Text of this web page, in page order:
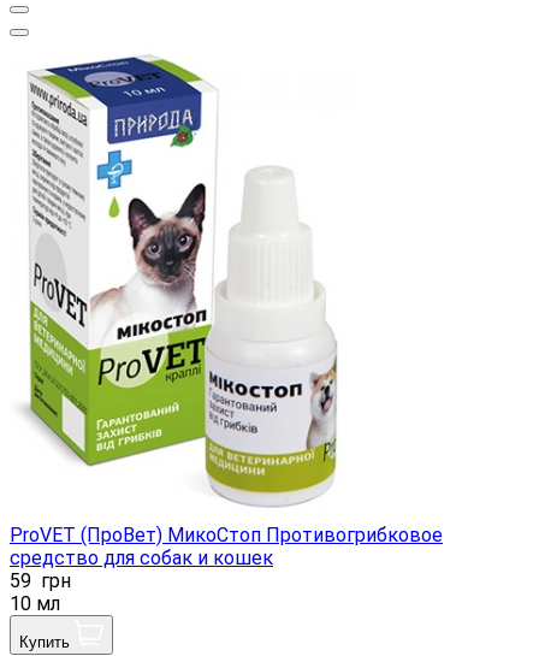
ProVET (ПроВет) МикоСтоп Противогрибковое
средство для собак и кошек
59 грн
10 мл
Купить